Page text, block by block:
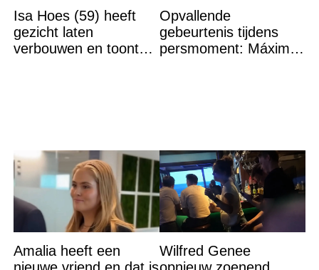
Isa Hoes (59) heeft
gezicht laten
verbouwen en toont
Opvallende
gebeurtenis tijdens
persmoment: Máxima
Amalia heeft een
Wilfred Genee